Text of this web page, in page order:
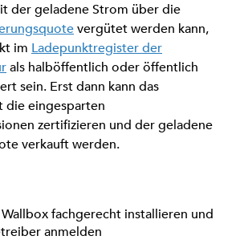
der geladene Strom über die
vergütet werden kann,
im Ladepunktregister der
als halböffentlich oder öffentlich
sein. Erst dann kann das
die eingesparten
zertifizieren und der geladene
verkauft werden.
fachgerecht installieren und
anmelden